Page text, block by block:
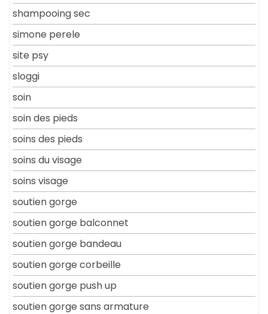
shampooing sec
simone perele
site psy
sloggi
soin
soin des pieds
soins des pieds
soins du visage
soins visage
soutien gorge
soutien gorge balconnet
soutien gorge bandeau
soutien gorge corbeille
soutien gorge push up
soutien gorge sans armature